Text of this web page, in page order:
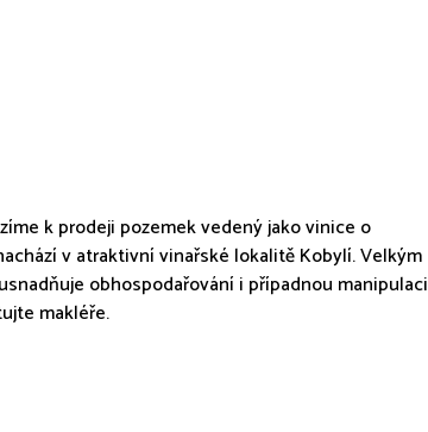
k prodeji pozemek vedený jako vinice o
v atraktivní vinařské lokalitě Kobylí. Velkým
obhospodařování i případnou manipulaci
makléře.